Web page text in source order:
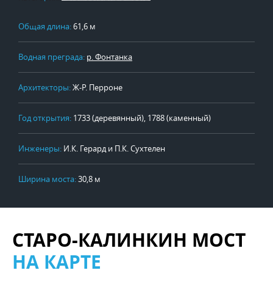
Общая длина:61,6 м
Водная преграда: р. Фонтанка
Архитекторы:Ж-Р. Перроне
Год открытия: 1733 (деревянный), 1788 (каменный)
Инженеры: И.К. Герард и П.К. Сухтелен
Ширина моста:30,8 м
СТАРО-КАЛИНКИН МОСТ
НА КАРТЕ